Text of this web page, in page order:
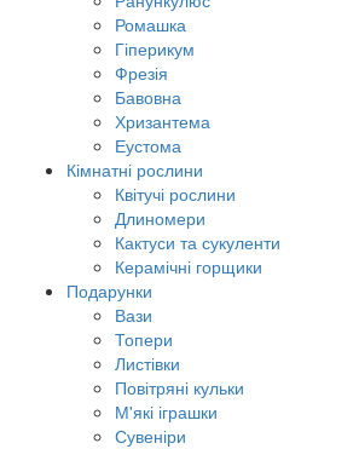
Ромашка
Гіперикум
Фрезія
Бавовна
Хризантема
Еустома
Кімнатні рослини
Квітучі рослини
Длиномери
Кактуси та сукуленти
Керамічні горщики
Подарунки
Вази
Топери
Листівки
Повітряні кульки
М'які іграшки
Сувеніри